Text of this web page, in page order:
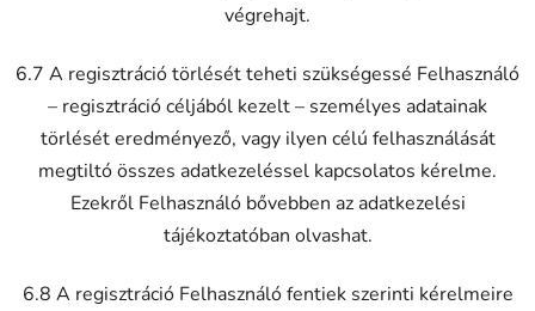
végrehajt.
6.7 A regisztráció törlését teheti szükségessé Felhasználó
– regisztráció céljából kezelt – személyes adatainak
törlését eredményező, vagy ilyen célú felhasználását
megtiltó összes adatkezeléssel kapcsolatos kérelme.
Ezekről Felhasználó bővebben az adatkezelési
tájékoztatóban olvashat.
6.8 A regisztráció Felhasználó fentiek szerinti kérelmeire